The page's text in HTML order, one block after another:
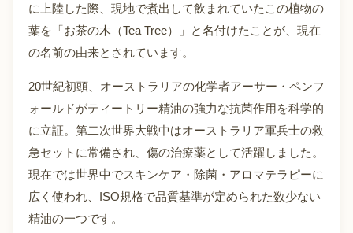
に上陸した際、現地で煮出して飲まれていたこの植物の
葉を「お茶の木（Tea Tree）」と名付けたことが、現在
の名前の由来とされています。
20世紀初頭、オーストラリアの化学者アーサー・ペンフ
ォールドがティートリー精油の強力な抗菌作用を科学的
に立証。第二次世界大戦中はオーストラリア軍兵士の救
急セットに常備され、傷の治療薬として活躍しました。
現在では世界中でスキンケア・除菌・アロマテラピーに
広く使われ、ISO規格で品質基準が定められた数少ない
精油の一つです。